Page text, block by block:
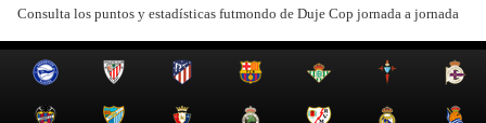
Consulta los puntos y estadísticas futmondo de Duje Cop jornada a jornada